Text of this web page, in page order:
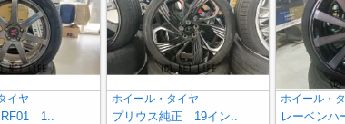
イヤ
1..
ホイール・タイヤ
プリウス純正 19イン..
ホイール・
レーベンハ